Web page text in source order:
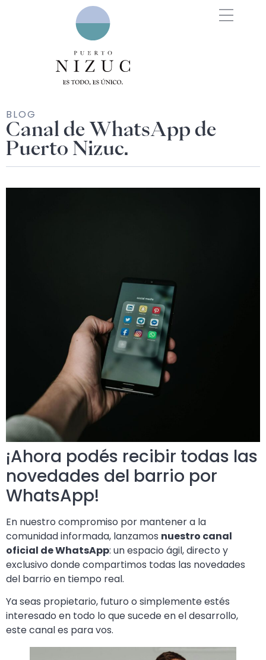
BLOG
Canal de WhatsApp de
Puerto Nizuc.
¡Ahora podés recibir todas las
novedades del barrio por
WhatsApp!
En nuestro compromiso por mantener a la
comunidad informada, lanzamos nuestro canal
oficial de WhatsApp: un espacio ágil, directo y
exclusivo donde compartimos todas las novedades
del barrio en tiempo real.
Ya seas propietario, futuro o simplemente estés
interesado en todo lo que sucede en el desarrollo,
este canal es para vos.